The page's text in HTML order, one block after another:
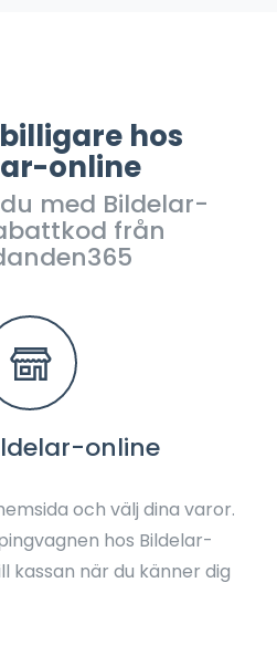
hos
online
med Bildelar-
från
online
och välj dina varor.
hos Bildelar-
kassan när du känner dig